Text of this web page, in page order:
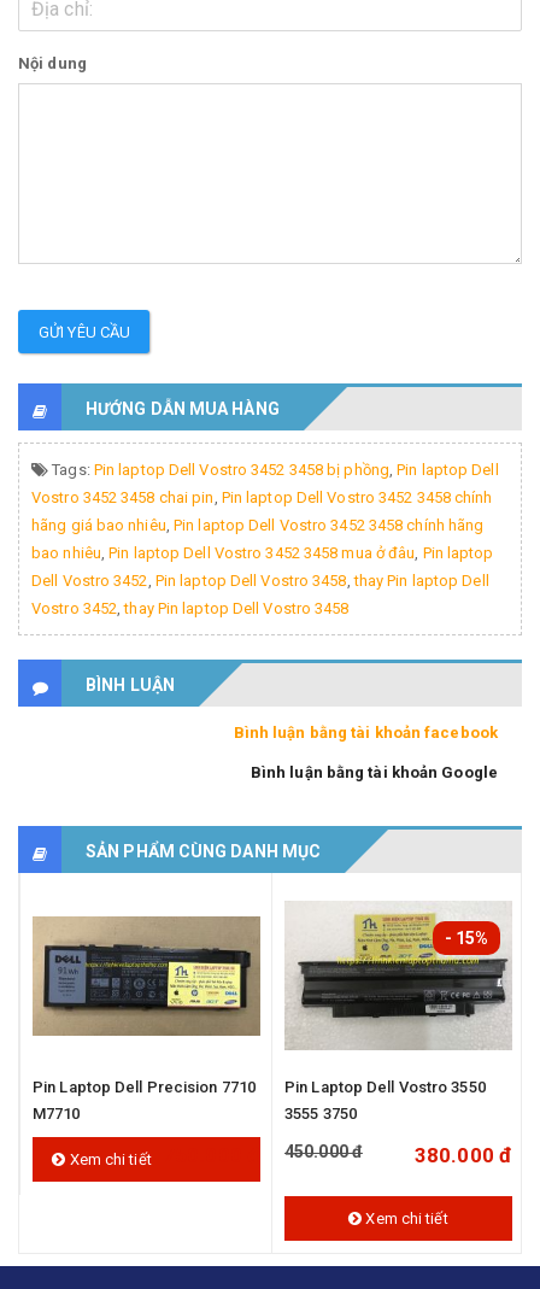
Nội dung
GỬI YÊU CẦU
HƯỚNG DẪN MUA HÀNG
Tags: Pin laptop Dell Vostro 3452 3458 bị phồng,Pin laptop Dell
Vostro 3452 3458 chai pin, Pin laptop Dell Vostro 3452 3458 chính
hãng giá bao nhiêu,Pin laptop Dell Vostro 3452 3458 chính hãng
bao nhiêu,Pin laptop Dell Vostro 3452 3458 mua ở đâu, Pin laptop
Dell Vostro 3452, Pin laptop Dell Vostro 3458,thay Pin laptop Dell
Vostro 3452,thay Pin laptop Dell Vostro 3458
BÌNH LUẬN
Bình luận bằng tài khoản facebook
Bình luận bằng tài khoản Google
SẢN PHẨM CÙNG DANH MỤC
Pin Laptop Dell Precision 7710
M7710
Xem chi tiết
Pin Laptop Dell Vostro 3550
3555 3750
450.000 đ 380.000 đ
- 15%
Xem chi tiết